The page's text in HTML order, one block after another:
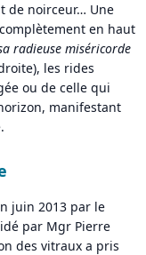
de noirceur… Une
en haut
radieuse miséricorde
les rides
ou de celle qui
manifestant
juin 2013 par le
par Mgr Pierre
des vitraux a pris